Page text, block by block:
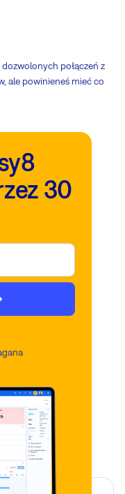
połączeń z
ale powinieneś mieć co
30